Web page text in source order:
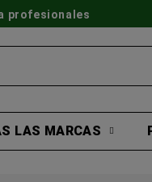
profesionales
LAS MARCAS